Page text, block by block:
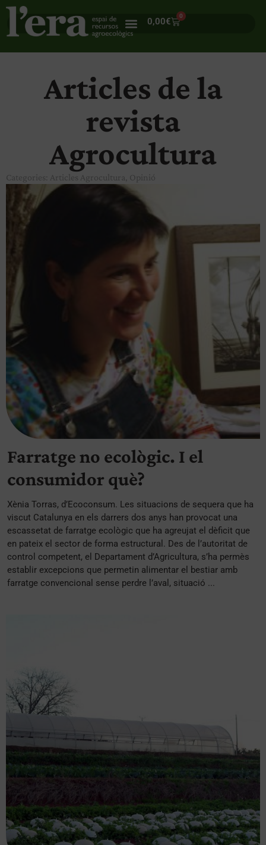
0,00€
0
Articles de la
revista
Agrocultura
Farratge no ecològic. I el
consumidor què?
Xènia Torras, d’Ecoconsum. Les situacions de sequera que ha
viscut Catalunya en els darrers dos anys han provocat una
escassetat de farratge ecològic que ha agreujat el dèficit que
en pateix el sector de forma estructural. Des de l’autoritat de
control competent, el Departament d’Agricultura, s’ha permès
establir excepcions que permetin alimentar el bestiar amb
farratge convencional sense perdre l’aval, situació ...